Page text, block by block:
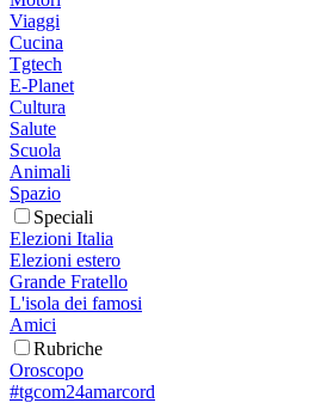
Viaggi
Cucina
Tgtech
E-Planet
Cultura
Salute
Scuola
Animali
Spazio
Speciali
Elezioni Italia
Elezioni estero
Grande Fratello
L'isola dei famosi
Amici
Rubriche
Oroscopo
#tgcom24amarcord